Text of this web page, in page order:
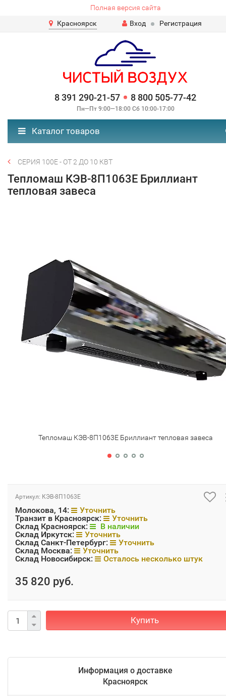
Полная версия сайта
Красноярск
Вход Регистрация
8 391 290-21-57 8 800 505-77-42
Пн—Пт 9:00—18:00 Сб 10:00-17:00
Каталог товаров
СЕРИЯ 100Е - ОТ 2 ДО 10 КВТ
Тепломаш КЭВ-8П1063E Бриллиант
тепловая завеса
Тепломаш КЭВ-8П1063E Бриллиант тепловая завеса
Артикул: КЭВ-8П1063Е
Молокова, 14:
Уточнить
Транзит в Красноярск:
Уточнить
Склад Красноярск:
В наличии
Склад Иркутск:
Уточнить
Склад Санкт-Петербург:
Уточнить
Склад Москва:
Уточнить
Склад Новосибирск:
Осталось несколько штук
35 820 руб.
Купить
Информация о доставке
Красноярск